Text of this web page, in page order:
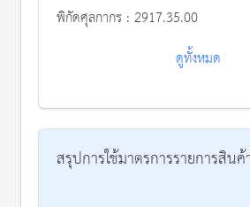
พิกัดศุลกากร : 2917.35.00
ดูทั้งหมด
สรุปการใช้มาตรการรายการสิน